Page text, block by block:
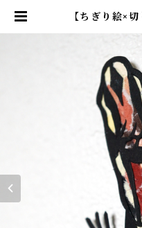
【ちぎり絵×